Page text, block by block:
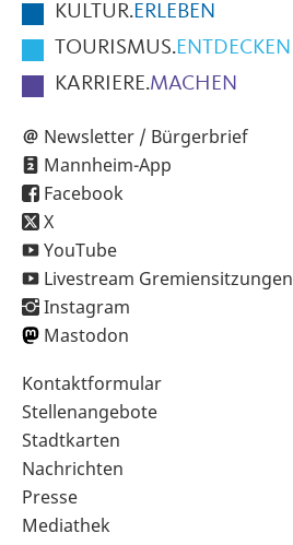
KULTUR.ERLEBEN
TOURISMUS.ENTDECKEN
KARRIERE.MACHEN
Newsletter / Bürgerbrief
Mannheim-App
Facebook
X
YouTube
Livestream Gremiensitzungen
Instagram
Mastodon
Sekundärnavigation
im
Fußbereich
Kontaktformular
Stellenangebote
Stadtkarten
Nachrichten
Presse
Mediathek